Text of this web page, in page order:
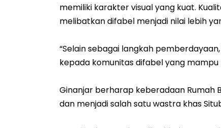
memiliki karakter visual yang kuat.
melibatkan difabel menjadi nilai lebih
“Selain sebagai langkah
kepada komunitas difabel yang
Ginanjar berharap keberadaan Rumah
dan menjadi salah satu wastra khas